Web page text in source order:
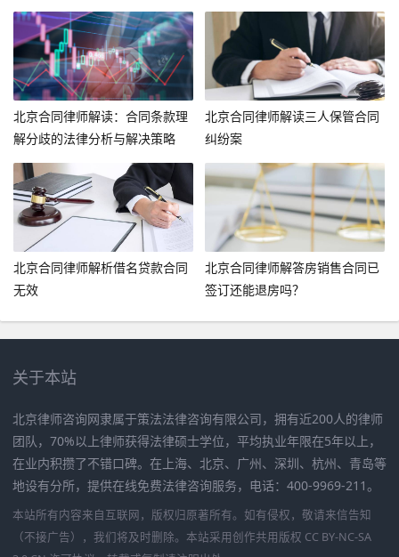
途径
北京合同律师解读：合同条款理
解分歧的法律分析与解决策略
北京合同律师解读三人保管合同
纠纷案
北京合同律师解析借名贷款合同
无效
北京合同律师解答房销售合同已
签订还能退房吗？
关于本站
北京律师咨询网隶属于策法法律咨询有限公司，拥有近200人的律师
团队，70%以上律师获得法律硕士学位，平均执业年限在5年以上，
在业内积攒了不错口碑。在上海、北京、广州、深圳、杭州、青岛等
地设有分所，提供在线免费法律咨询服务，电话：400-9969-211。
本站所有内容来自互联网，版权归原著所有。如有侵权，敬请来信告知
（不接广告），我们将及时删除。本站采用创作共用版权 CC BY-NC-SA